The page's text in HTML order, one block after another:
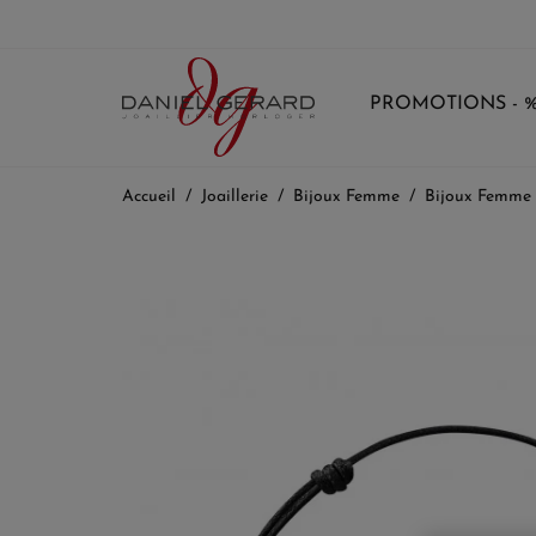
PROMOTIONS -
Accueil Joaillerie Bijoux Femme Bijoux